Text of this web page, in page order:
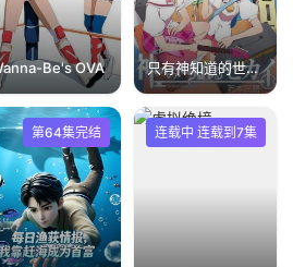
Be's OVA 只有神知道的世界OAD4人与偶像
第64集完结 连载中 连载到7集